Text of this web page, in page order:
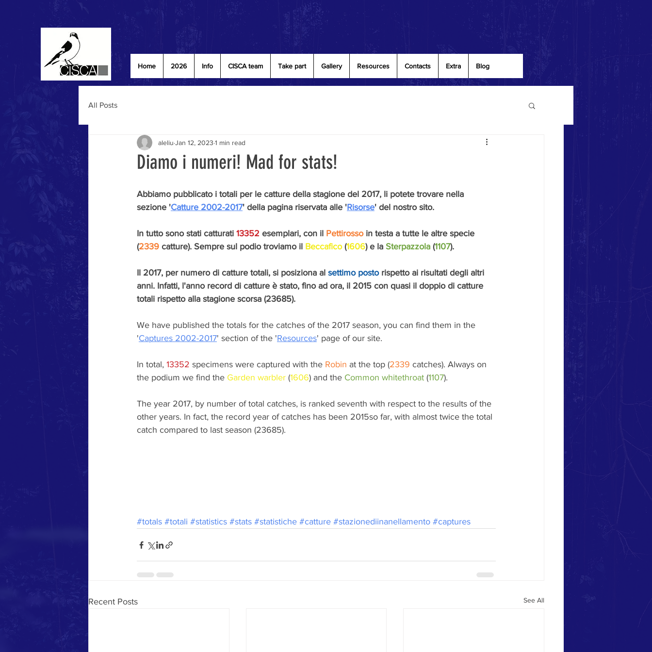
Home 2026 Info CISCA team Take part Gallery Resources Contacts Extra Blog
All Posts
Diamo i numeri! Mad for stats!
aleliu Jan 12, 2023 1 min read
Abbiamo pubblicato i totali per le catture della stagione del 2017, li potete trovare nella
sezione 'Catture 2002-2017' della pagina riservata alle 'Risorse' del nostro sito.
In tutto sono stati catturati 13352 esemplari, con il Pettirosso in testa a tutte le altre specie
(2339 catture). Sempre sul podio troviamo il Beccafico (1606) e la Sterpazzola (1107).
Il 2017, per numero di catture totali, si posiziona al settimo posto rispetto ai risultati degli altri
anni. Infatti, l'anno record di catture è stato, fino ad ora, il 2015 con quasi il doppio di catture
totali rispetto alla stagione scorsa (23685).
We have published the totals for the catches of the 2017 season, you can find them in the
'Captures 2002-2017' section of the 'Resources' page of our site.
In total, 13352 specimens were captured with the Robin at the top (2339 catches). Always on
the podium we find the Garden warbler (1606) and the Common whitethroat (1107).
The year 2017, by number of total catches, is ranked seventh with respect to the results of the
other years. In fact, the record year of catches has been 2015so far, with almost twice the total
catch compared to last season (23685).
#totals #totali #statistics #stats #statistiche #catture #stazionediinanellamento #captures
Recent Posts See All